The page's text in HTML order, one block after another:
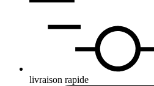
livraison rapide